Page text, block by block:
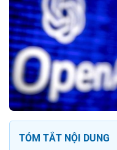
TÓM TẮT NỘI DUNG